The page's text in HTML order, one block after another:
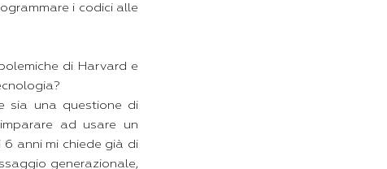
i codici alle
di Harvard e
sia una questione di
ad usare un
anni mi chiede già di
generazionale,